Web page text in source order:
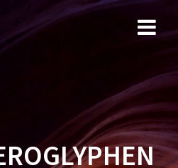
contenido